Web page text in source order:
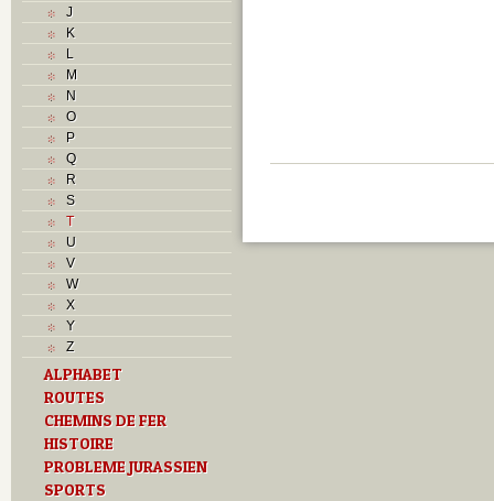
J
K
L
M
N
O
P
Q
R
S
T
U
V
W
X
Y
Z
ALPHABET
ROUTES
CHEMINS DE FER
HISTOIRE
PROBLEME JURASSIEN
SPORTS